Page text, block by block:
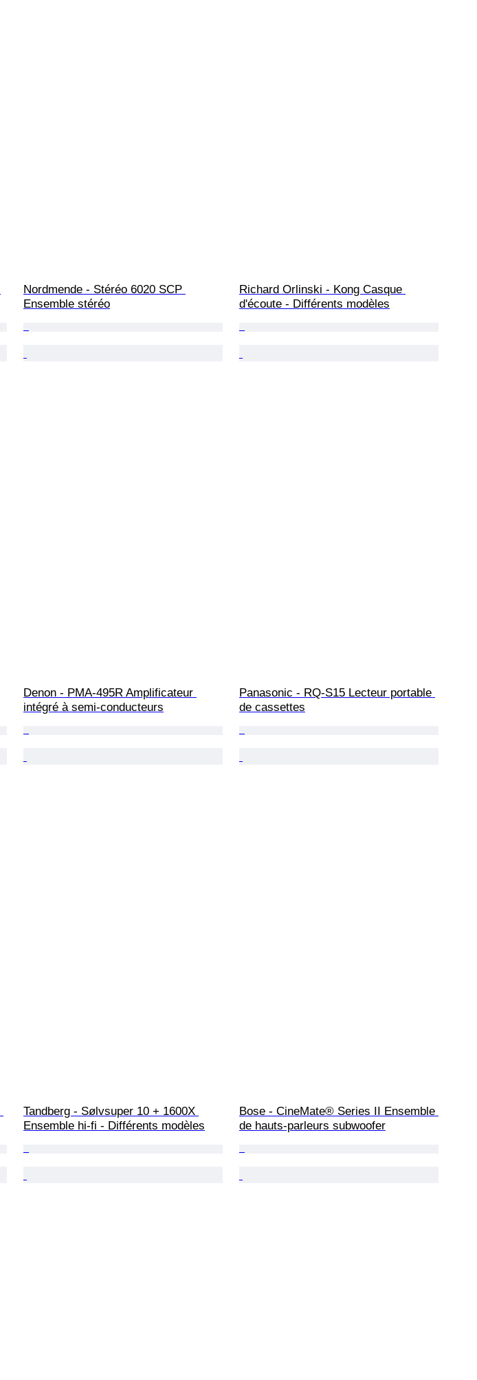
Nordmende - Stéréo 6020 SCP
Ensemble stéréo
Richard Orlinski - Kong Casque
d'écoute - Différents modèles
Denon - PMA-495R Amplificateur
intégré à semi-conducteurs
Panasonic - RQ-S15 Lecteur portable
de cassettes
Tandberg - Sølvsuper 10 + 1600X
Ensemble hi-fi - Différents modèles
Bose - CineMate® Series II Ensemble
de hauts-parleurs subwoofer